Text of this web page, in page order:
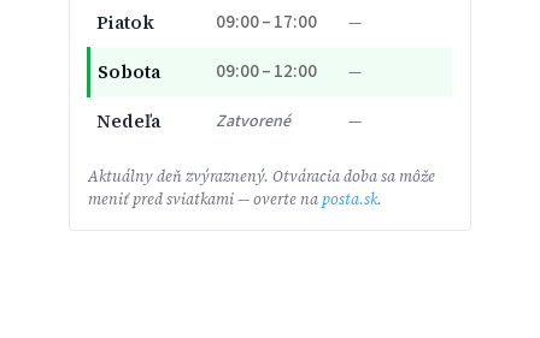
Piatok 09:00 – 17:00 —
Sobota 09:00 – 12:00 —
Nedeľa Zatvorené —
Aktuálny deň zvýraznený. Otváracia doba sa môže
meniť pred sviatkami — overte naposta.sk.